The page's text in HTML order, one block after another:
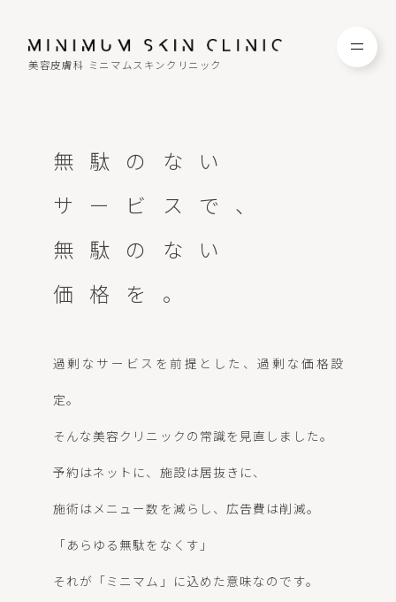
美容皮膚科 ミニマムスキンクリニック
無駄のない
サービスで、
無駄のない
価格を。
過剰なサービスを前提とした、過剰な価格設
定。
そんな美容クリニックの常識を見直しました。
予約はネットに、施設は居抜きに、
施術はメニュー数を減らし、広告費は削減。
「あらゆる無駄をなくす」
それが「ミニマム」に込めた意味なのです。
CAMPAIGN